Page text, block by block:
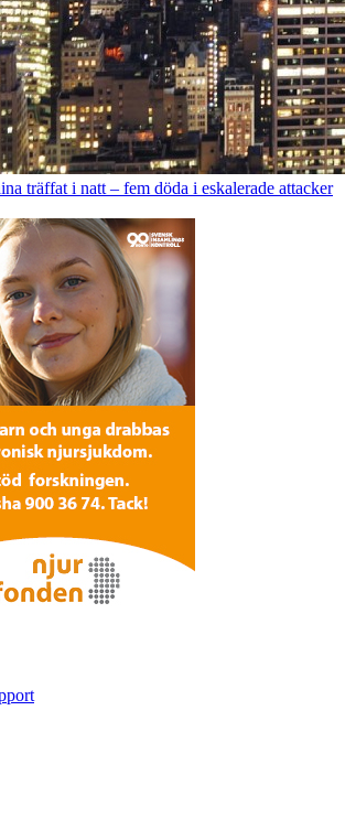
träffat i natt – fem döda i eskalerade attacker